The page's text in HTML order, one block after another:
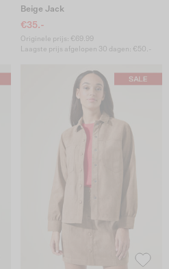
Beige Jack
€35.-
Originele prijs: €69.99
Laagste prijs afgelopen 30 dagen: €50.-